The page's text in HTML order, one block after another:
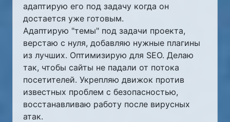
адаптирую его под задачу когда он
достается уже готовым.
Адаптирую "темы" под задачи проекта,
верстаю с нуля, добавляю нужные плагины
из лучших. Оптимизирую для SEO. Делаю
так, чтобы сайты не падали от потока
посетителей. Укрепляю движок против
известных проблем с безопасностью,
восстанавливаю работу после вирусных
атак.